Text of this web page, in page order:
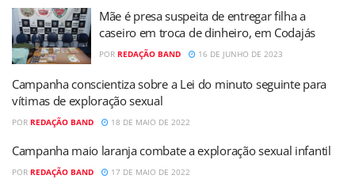
Mãe é presa suspeita de entregar filha a
caseiro em troca de dinheiro, em Codajás
POR REDAÇÃO BAND 16 DE JUNHO DE 2023
Campanha conscientiza sobre a Lei do minuto seguinte para
vítimas de exploração sexual
POR REDAÇÃO BAND 18 DE MAIO DE 2022
Campanha maio laranja combate a exploração sexual infantil
POR REDAÇÃO BAND 17 DE MAIO DE 2022